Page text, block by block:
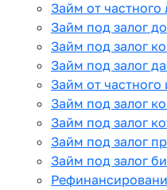
Займ от частного
Займ под залог
Займ под залог
Займ под залог
Займ от частного
Займ под залог
Займ под залог
Займ под залог
Займ под залог